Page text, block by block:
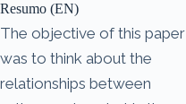
Resumo (EN)
The objective of this paper
was to think about the
relationships between